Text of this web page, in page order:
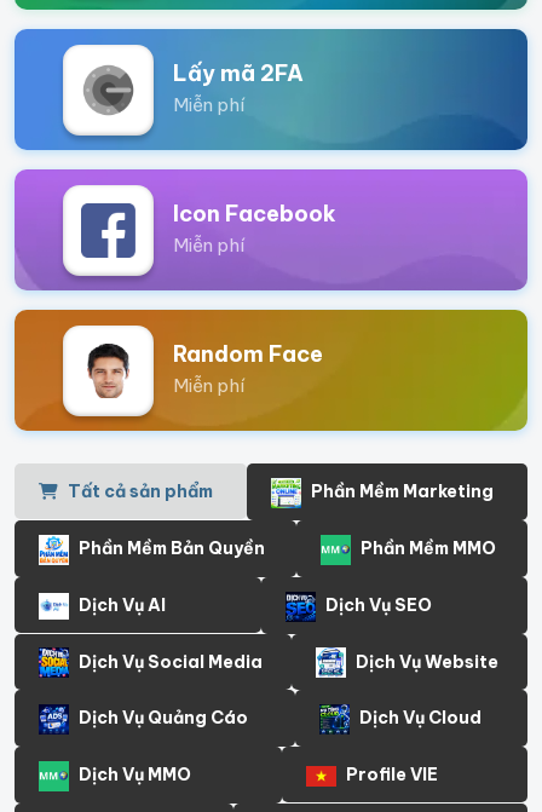
Lấy mã 2FA
Miễn phí
Icon Facebook
Miễn phí
Random Face
Miễn phí
Tất cả sản phẩm Phần Mềm Marketing
Phần Mềm Bản Quyền Phần Mềm MMO
Dịch Vụ AI Dịch Vụ SEO
Dịch Vụ Social Media Dịch Vụ Website
Dịch Vụ Quảng Cáo Dịch Vụ Cloud
Dịch Vụ MMO Profile VIE